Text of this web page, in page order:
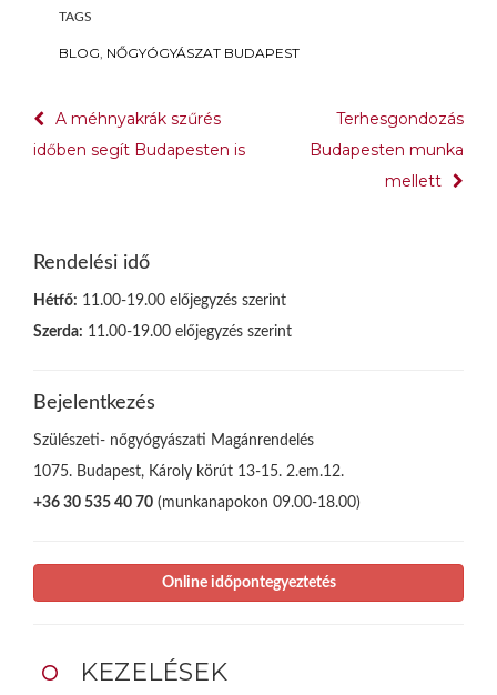
TAGS
BLOG NŐGYÓGYÁSZAT BUDAPEST
Bejegyzés
navigáció
A méhnyakrák szűrés
időben segít Budapesten is
Terhesgondozás
Budapesten munka
mellett
Rendelési idő
Hétfő: 11.00-19.00 előjegyzés szerint
Szerda: 11.00-19.00 előjegyzés szerint
Bejelentkezés
Szülészeti- nőgyógyászati Magánrendelés
1075. Budapest, Károly körút 13-15. 2.em.12.
+36 30 535 40 70 (munkanapokon 09.00-18.00)
Online időpontegyeztetés
KEZELÉSEK